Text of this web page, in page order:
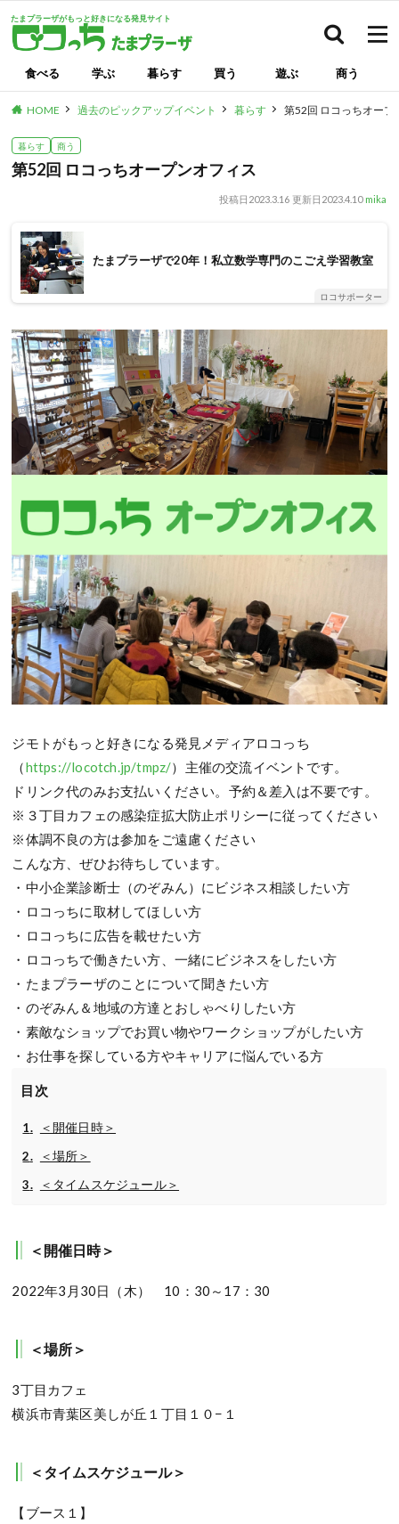
たまプラーザがもっと好きになる発見サイト
食べる 学ぶ 暮らす 買う 遊ぶ 商う
HOME 過去のピックアップイベント 暮らす 第52回 ロコっちオープ
暮らす 商う
第52回 ロコっちオープンオフィス
投稿日 2023.3.16 更新日 2023.4.10 mika
たまプラーザで20年！私立数学専門のこごえ学習教室
ロコサポーター
ジモトがもっと好きになる発見メディアロコっち
（https://locotch.jp/tmpz/）主催の交流イベントです。
ドリンク代のみお支払いください。予約＆差入は不要です。
※３丁目カフェの感染症拡大防止ポリシーに従ってください
※体調不良の方は参加をご遠慮ください
こんな方、ぜひお待ちしています。
・中小企業診断士（のぞみん）にビジネス相談したい方
・ロコっちに取材してほしい方
・ロコっちに広告を載せたい方
・ロコっちで働きたい方、一緒にビジネスをしたい方
・たまプラーザのことについて聞きたい方
・のぞみん＆地域の方達とおしゃべりしたい方
・素敵なショップでお買い物やワークショップがしたい方
・お仕事を探している方やキャリアに悩んでいる方
目次
＜開催日時＞
＜場所＞
＜タイムスケジュール＞
＜開催日時＞
2022年3月30日（木） 10：30～17：30
＜場所＞
3丁目カフェ
横浜市青葉区美しが丘１丁目１０−１
＜タイムスケジュール＞
【ブース１】